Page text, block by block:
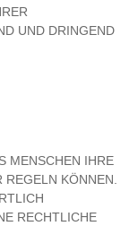
UND DRINGEND
MENSCHEN IHRE
REGELN KÖNNEN.
RECHTLICHE